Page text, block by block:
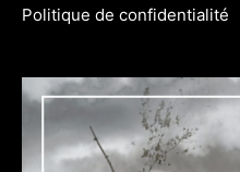
Politique de confidentialité